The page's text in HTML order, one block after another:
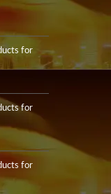
for
for
for